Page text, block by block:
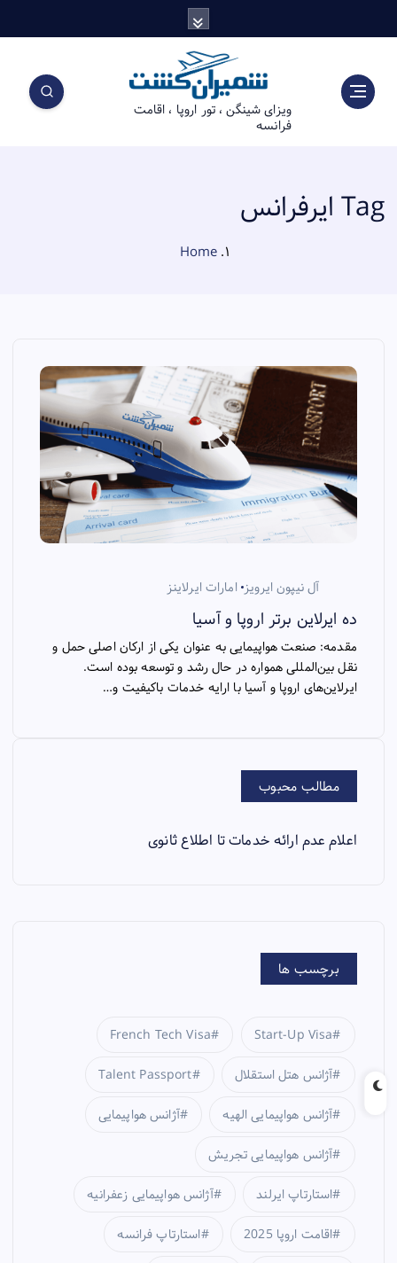
ویزای شینگن ، تور اروپا ، اقامت
فرانسه
Tag ایرفرانس
Home
آل نیپون ایرویز امارات ایرلاینز
ده ایرلاین برتر اروپا و آسیا
مقدمه: صنعت هواپیمایی به عنوان یکی از ارکان اصلی حمل و
نقل بین‌المللی همواره در حال رشد و توسعه بوده است.
ایرلاین‌های اروپا و آسیا با ارایه خدمات باکیفیت و…
مطالب محبوب
اعلام عدم ارائه خدمات تا اطلاع ثانوی
برچسب ها
French Tech Visa Start-Up Visa
Talent Passport آژانس هتل استقلال
آژانس هواپیمایی آژانس هواپیمایی الهیه
آژانس هواپیمایی تجریش
آژانس هواپیمایی زعفرانیه استارتاپ ایرلند
استارتاپ فرانسه اقامت اروپا 2025